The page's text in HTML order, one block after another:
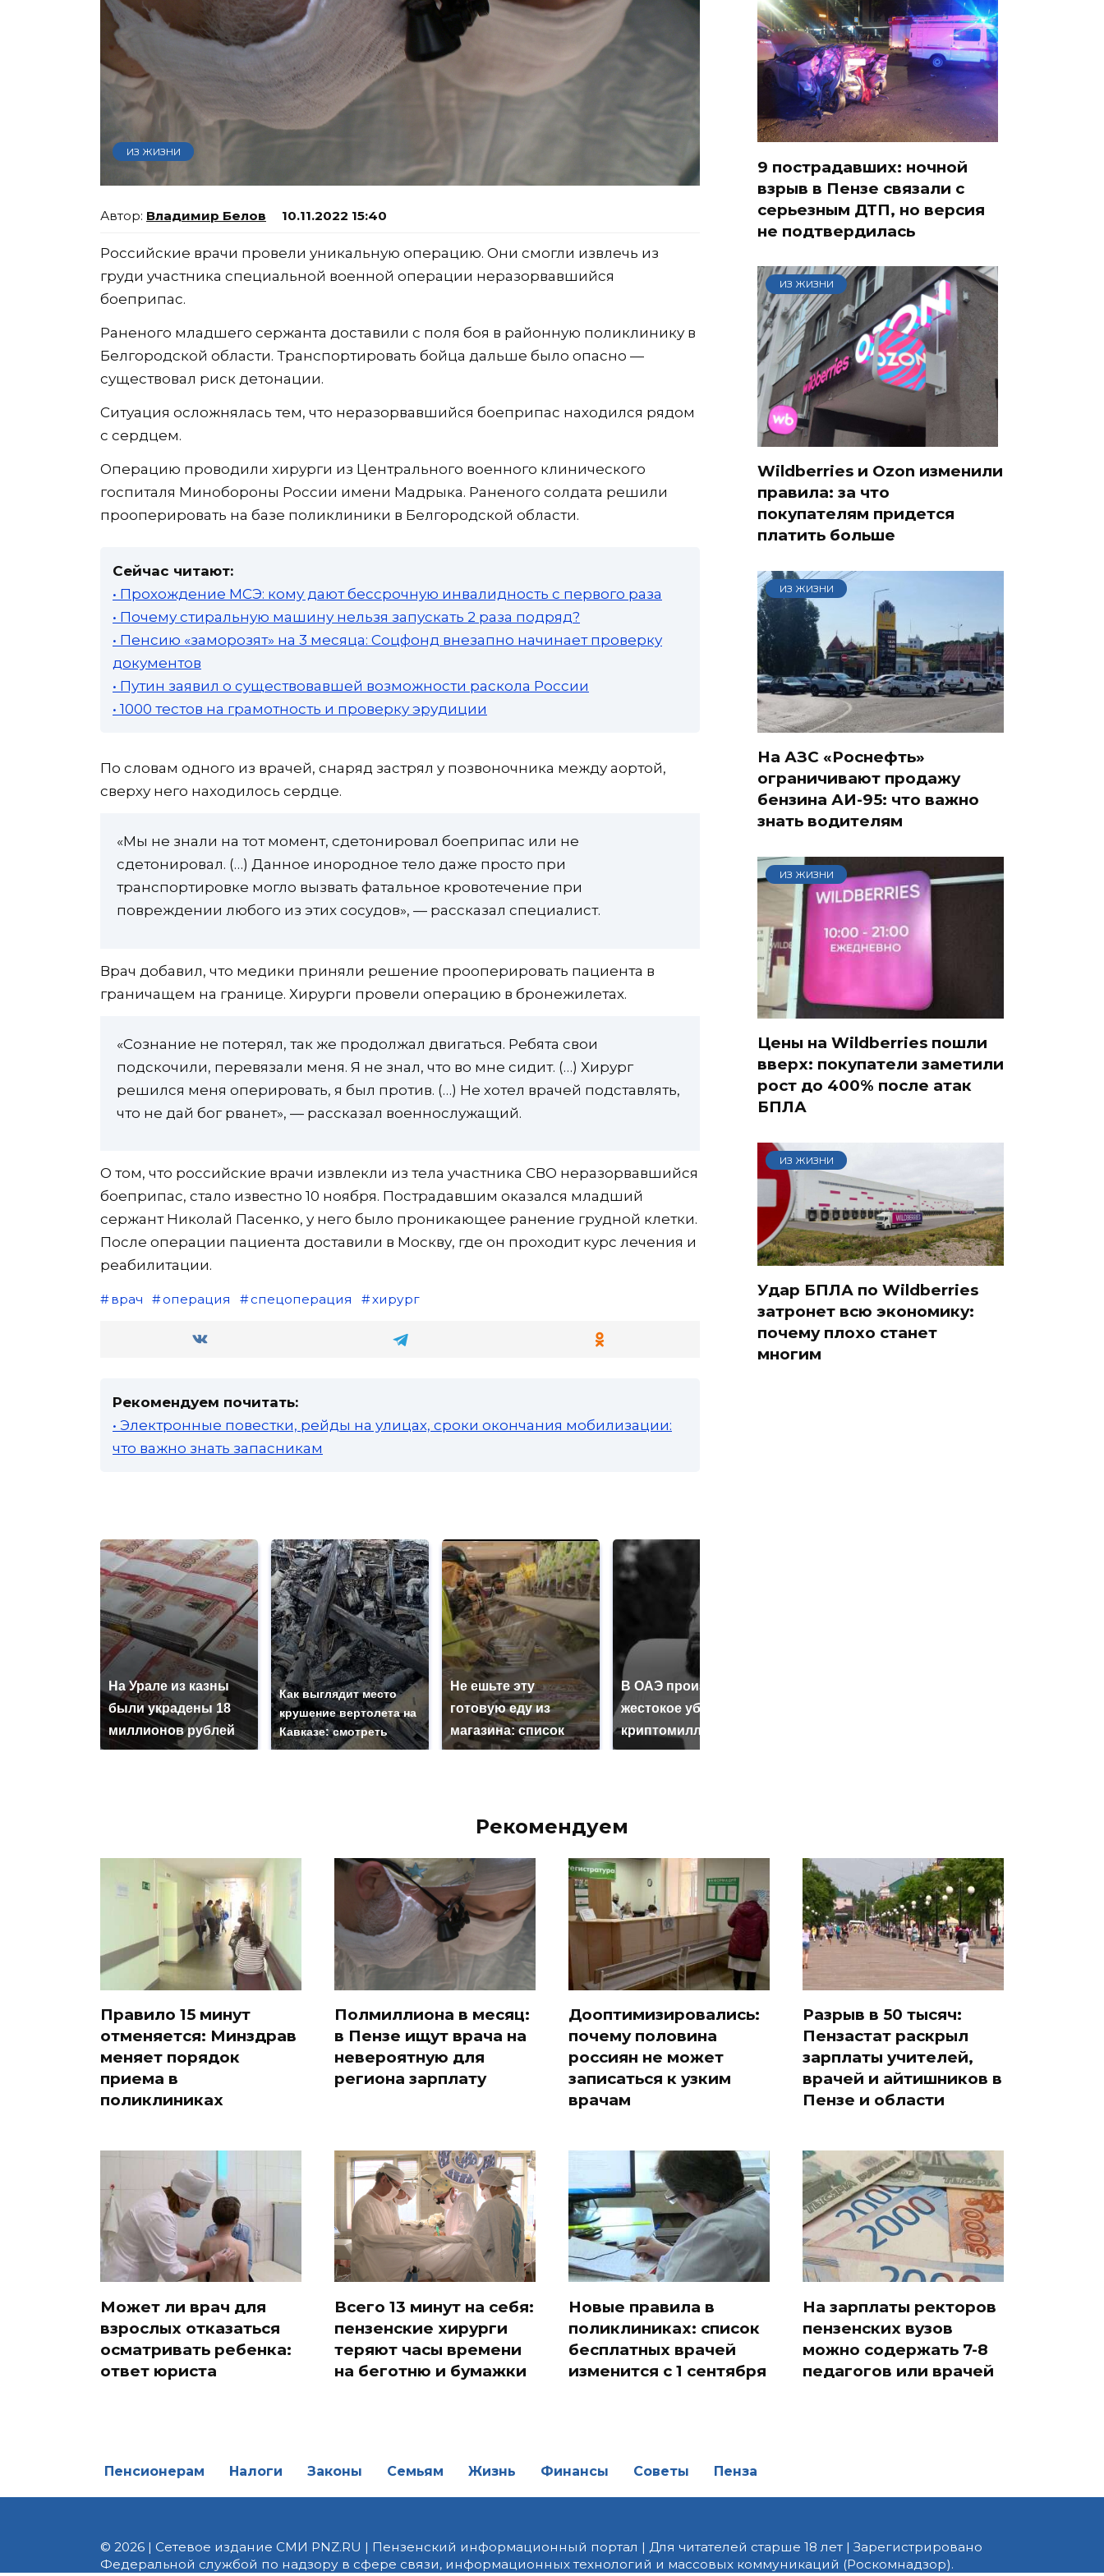
ИЗ ЖИЗНИ
Владимир Белов 10.11.2022 15:40
Российские врачи провели уникальную операцию. Они смогли извлечь из
груди участника специальной военной операции неразорвавшийся
боеприпас.
Раненого младшего сержанта доставили с поля боя в районную поликлинику в
Белгородской области. Транспортировать бойца дальше было опасно —
существовал риск детонации.
Ситуация осложнялась тем, что неразорвавшийся боеприпас находился рядом
с сердцем.
Операцию проводили хирурги из Центрального военного клинического
госпиталя Минобороны России имени Мадрыка. Раненого солдата решили
прооперировать на базе поликлиники в Белгородской области.
Сейчас читают:
• Прохождение МСЭ: кому дают бессрочную инвалидность с первого раза
• Почему стиральную машину нельзя запускать 2 раза подряд?
• Пенсию «заморозят» на 3 месяца: Соцфонд внезапно начинает проверку
документов
• Путин заявил о существовавшей возможности раскола России
• 1000 тестов на грамотность и проверку эрудиции
По словам одного из врачей, снаряд застрял у позвоночника между аортой,
сверху него находилось сердце.
«Мы не знали на тот момент, сдетонировал боеприпас или не
сдетонировал. (…) Данное инородное тело даже просто при
транспортировке могло вызвать фатальное кровотечение при
повреждении любого из этих сосудов», — рассказал специалист.
Врач добавил, что медики приняли решение прооперировать пациента в
граничащем на границе. Хирурги провели операцию в бронежилетах.
«Сознание не потерял, так же продолжал двигаться. Ребята свои
подскочили, перевязали меня. Я не знал, что во мне сидит. (…) Хирург
решился меня оперировать, я был против. (…) Не хотел врачей подставлять,
что не дай бог рванет», — рассказал военнослужащий.
О том, что российские врачи извлекли из тела участника СВО неразорвавшийся
боеприпас, стало известно 10 ноября. Пострадавшим оказался младший
сержант Николай Пасенко, у него было проникающее ранение грудной клетки.
После операции пациента доставили в Москву, где он проходит курс лечения и
реабилитации.
врач операция спецоперация хирург
Рекомендуем почитать:
• Электронные повестки, рейды на улицах, сроки окончания мобилизации:
что важно знать запасникам
На Урале из казны
были украдены 18
миллионов рублей
Как выглядит место
крушение вертолета на
Кавказе: смотреть
Не ешьте эту
готовую еду из
магазина: список
В ОАЭ произошло
жестокое убийство
криптомиллионера
9 пострадавших: ночной
взрыв в Пензе связали с
серьезным ДТП, но версия
не подтвердилась
ИЗ ЖИЗНИ
Wildberries и Ozon изменили
правила: за что
покупателям придется
платить больше
ИЗ ЖИЗНИ
На АЗС «Роснефть»
ограничивают продажу
бензина АИ-95: что важно
знать водителям
ИЗ ЖИЗНИ
Цены на Wildberries пошли
вверх: покупатели заметили
рост до 400% после атак
БПЛА
ИЗ ЖИЗНИ
Удар БПЛА по Wildberries
затронет всю экономику:
почему плохо станет
многим
Рекомендуем
Правило 15 минут
отменяется: Минздрав
меняет порядок
приема в
поликлиниках
Полмиллиона в месяц:
в Пензе ищут врача на
невероятную для
региона зарплату
Дооптимизировались:
почему половина
россиян не может
записаться к узким
врачам
Разрыв в 50 тысяч:
Пензастат раскрыл
зарплаты учителей,
врачей и айтишников в
Пензе и области
Может ли врач для
взрослых отказаться
осматривать ребенка:
ответ юриста
Всего 13 минут на себя:
пензенские хирурги
теряют часы времени
на беготню и бумажки
Новые правила в
поликлиниках: список
бесплатных врачей
изменится с 1 сентября
На зарплаты ректоров
пензенских вузов
можно содержать 7-8
педагогов или врачей
Пенсионерам Налоги Законы Семьям Жизнь Финансы Советы Пенза
© 2026 | Сетевое издание СМИ PNZ.RU | Пензенский информационный портал | Для читателей старше 18 лет | Зарегистрировано
Федеральной службой по надзору в сфере связи, информационных технологий и массовых коммуникаций (Роскомнадзор).